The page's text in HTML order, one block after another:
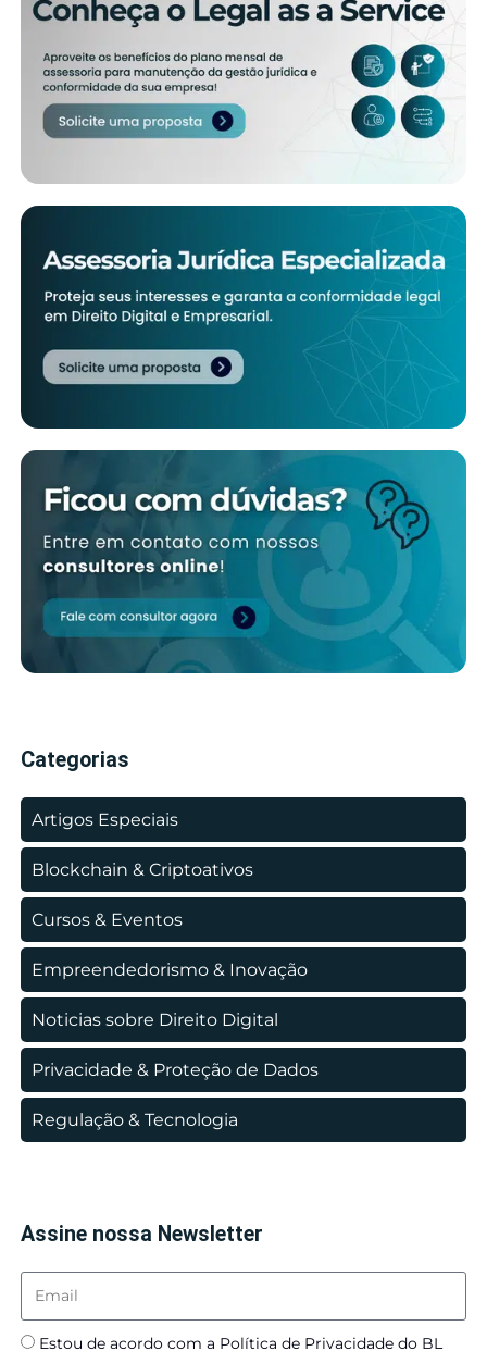
Categorias
Artigos Especiais
Blockchain & Criptoativos
Cursos & Eventos
Empreendedorismo & Inovação
Noticias sobre Direito Digital
Privacidade & Proteção de Dados
Regulação & Tecnologia
Assine nossa Newsletter
Estou de acordo com a Política de Privacidade do BL